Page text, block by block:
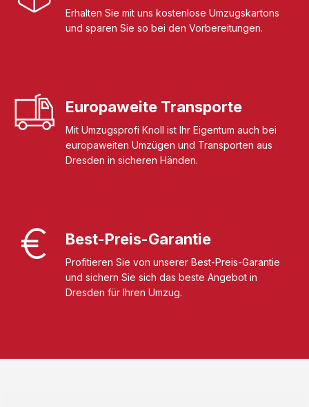
Erhalten Sie mit uns kostenlose Umzugskartons
und sparen Sie so bei den Vorbereitungen.
Europaweite Transporte
Mit Umzugsprofi Knoll ist Ihr Eigentum auch bei
europaweiten Umzügen und Transporten aus
Dresden in sicheren Händen.
Best-Preis-Garantie
Profitieren Sie von unserer Best-Preis-Garantie
und sichern Sie sich das beste Angebot in
Dresden für Ihren Umzug.